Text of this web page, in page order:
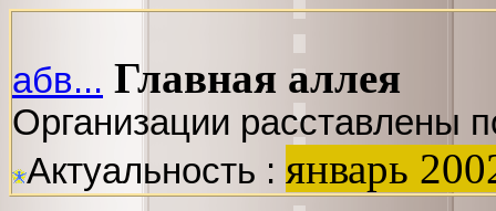
абв... Главная аллея
Организации расставлены
Актуальность : январь